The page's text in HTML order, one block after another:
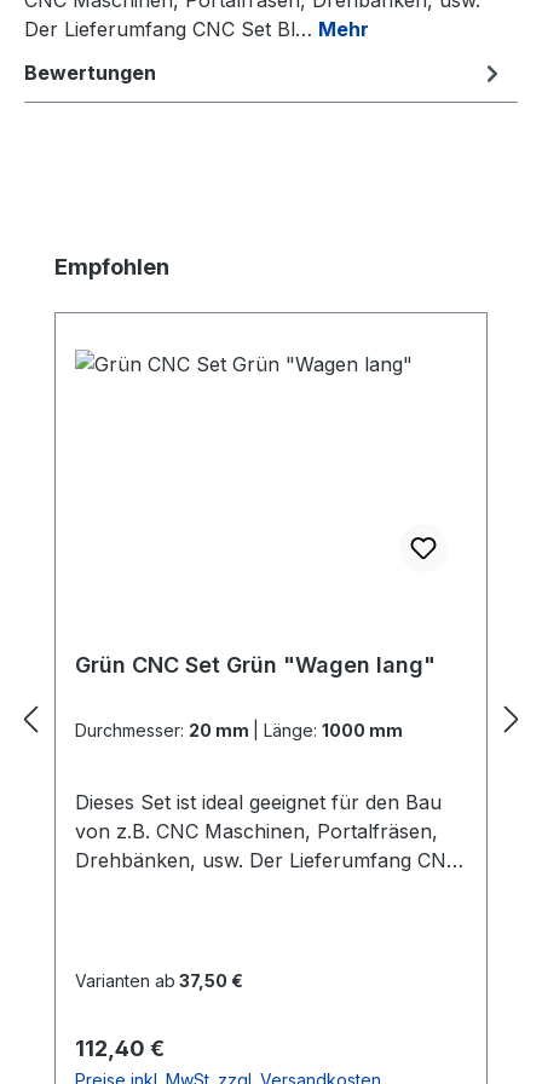
Der Lieferumfang CNC Set Bl… Mehr
Bewertungen
Produktgalerie überspringen
Empfohlen
Grün CNC Set Grün "Wagen lang"
Durchmesser: 20 mm Länge: 1000 mm
Dieses Set ist ideal geeignet für den Bau
von z.B. CNC Maschinen, Portalfräsen,
Drehbänken, usw. Der Lieferumfang CNC
60 HRC 2x ALU -
(dieses ist die stabilere
Varianten ab 37,50 €
Regulärer Preis:
112,40 €
Preise inkl. MwSt. zzgl. Versandkosten